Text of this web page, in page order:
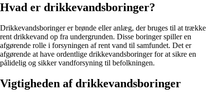
Hvad er drikkevandsboringer?
Drikkevandsboringer er brønde eller anlæg, der bruges til at trække
rent drikkevand op fra undergrunden. Disse boringer spiller en
afgørende rolle i forsyningen af rent vand til samfundet. Det er
afgørende at have ordentlige drikkevandsboringer for at sikre en
pålidelig og sikker vandforsyning til befolkningen.
Vigtigheden af drikkevandsboringer